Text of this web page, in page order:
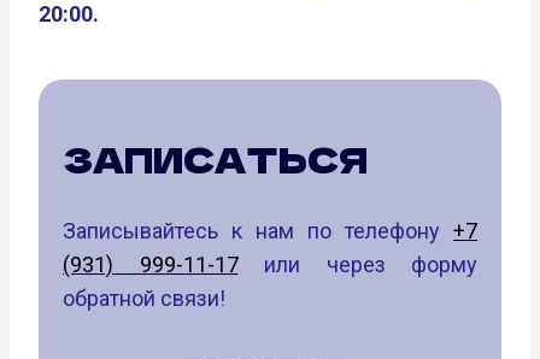
20:00.
ЗАПИСАТЬСЯ
Записывайтесь к нам по телефону +7
(931) 999-11-17или через форму
обратной связи!